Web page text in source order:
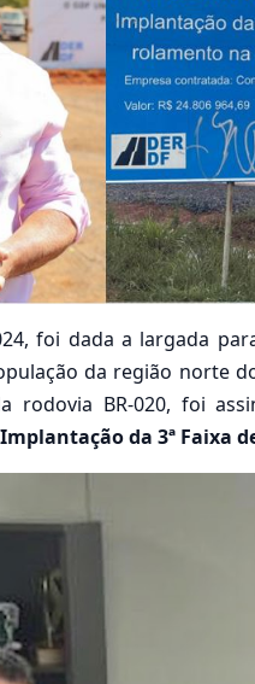
foi dada a largada
da região norte
rodovia BR-020, foi
Implantação da 3ª Faixa